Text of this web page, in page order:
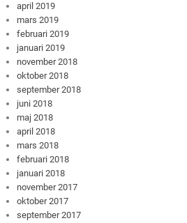
april 2019
mars 2019
februari 2019
januari 2019
november 2018
oktober 2018
september 2018
juni 2018
maj 2018
april 2018
mars 2018
februari 2018
januari 2018
november 2017
oktober 2017
september 2017